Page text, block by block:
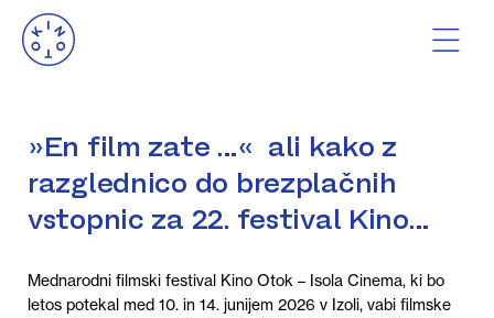
»En film zate …« ali kako z
razglednico do brezplačnih
vstopnic za 22. festival Kino
Mednarodni filmski festival Kino Otok – Isola Cinema, ki bo
letos potekal med 10. in 14. junijem 2026 v Izoli, vabi filmske